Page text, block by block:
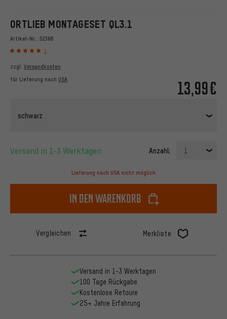
ORTLIEB MONTAGESET QL3.1
Artikel-Nr.: 52368
1
13,99€
zzgl. Versandkosten
für Lieferung nach USA
schwarz
Versand in 1-3 Werktagen Anzahl: 1
Lieferung nach USA nicht möglich
In den Warenkorb
Vergleichen Merkliste
Versand in 1-3 Werktagen
100 Tage Rückgabe
Kostenlose Retoure
25+ Jahre Erfahrung